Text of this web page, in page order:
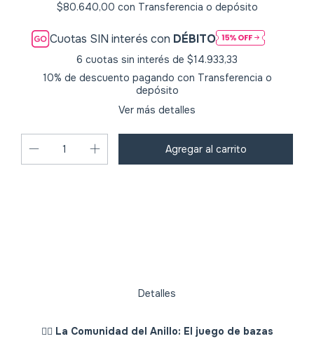
$80.640,00 con Transferencia o depósito
Cuotas SIN interés con DÉBITO
6 cuotas sin interés de $14.933,33
10% de descuento pagando con Transferencia o
depósito
Ver más detalles
Detalles
🧙‍♂️ La Comunidad del Anillo: El juego de bazas